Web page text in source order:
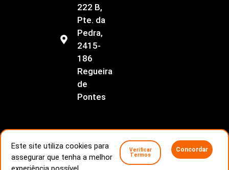
222 B,
Pte. da
Pedra,
2415-
186
Regueira
de
Pontes
Livro de Reclamações
Conflitos de consumo
Politica de Privacidade
Este site utiliza cookies para
assegurar que tenha a melhor
Verificar
Termos
Concordar